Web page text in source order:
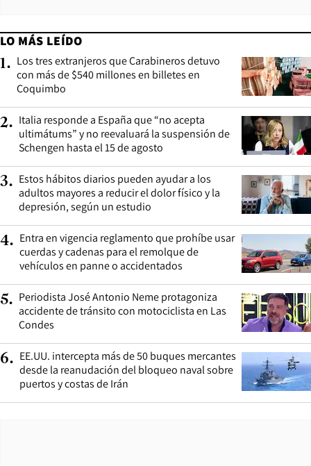
LO MÁS LEÍDO
1. Los tres extranjeros que Carabineros detuvo
con más de $540 millones en billetes en
Coquimbo
2. Italia responde a España que “no acepta
ultimátums” y no reevaluará la suspensión de
Schengen hasta el 15 de agosto
3. Estos hábitos diarios pueden ayudar a los
adultos mayores a reducir el dolor físico y la
depresión, según un estudio
4. Entra en vigencia reglamento que prohíbe usar
cuerdas y cadenas para el remolque de
vehículos en panne o accidentados
5. Periodista José Antonio Neme protagoniza
accidente de tránsito con motociclista en Las
Condes
6. EE.UU. intercepta más de 50 buques mercantes
desde la reanudación del bloqueo naval sobre
puertos y costas de Irán